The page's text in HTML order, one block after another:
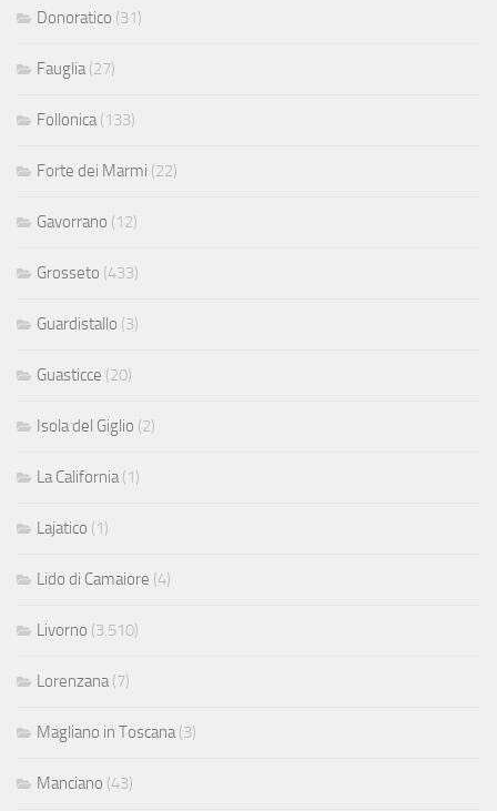
Donoratico (31)
Fauglia (27)
Follonica (133)
Forte dei Marmi (22)
Gavorrano (12)
Grosseto (433)
Guardistallo (3)
Guasticce (20)
Isola del Giglio (2)
La California (1)
Lajatico (1)
Lido di Camaiore (4)
Livorno (3.510)
Lorenzana (7)
Magliano in Toscana (3)
Manciano (43)